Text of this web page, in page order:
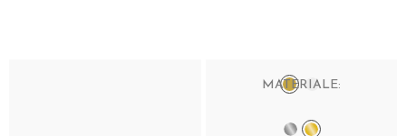
MATERIALE: